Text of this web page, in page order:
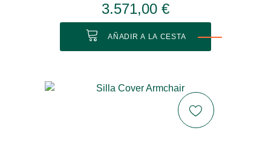
3.571,00 €
AÑADIR A LA CESTA